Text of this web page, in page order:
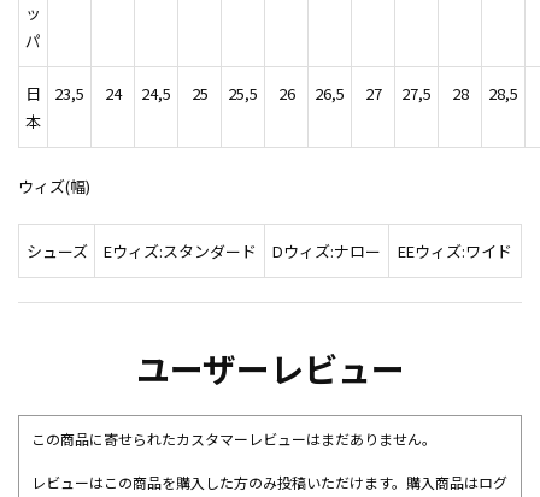
ッ
パ
日
本
23,5 24 24,5 25 25,5 26 26,5 27 27,5 28 28,5
ウィズ(幅)
シューズ Eウィズ:スタンダード Dウィズ:ナロー EEウィズ:ワイド
ユーザーレビュー
この商品に寄せられたカスタマーレビューはまだありません。
レビューはこの商品を購入した方のみ投稿いただけます。購入商品はログ